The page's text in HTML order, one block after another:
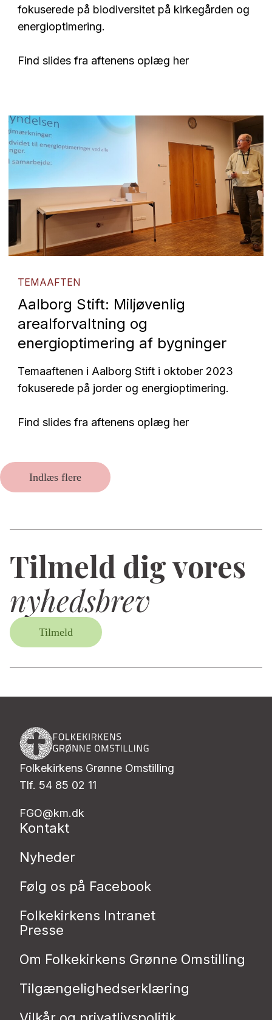
fokuserede på biodiversitet på kirkegården og
energioptimering.
Find slides fra aftenens oplæg her
TEMAAFTEN
Aalborg Stift: Miljøvenlig
arealforvaltning og
energioptimering af bygninger
Temaaftenen i Aalborg Stift i oktober 2023
fokuserede på jorder og energioptimering.
Find slides fra aftenens oplæg her
Indlæs flere
Tilmeld dig vores
nyhedsbrev
Tilmeld
Folkekirkens Grønne Omstilling
Tlf. 54 85 02 11
FGO@km.dk
Kontakt
Nyheder
Følg os på Facebook
Folkekirkens Intranet
Presse
Om Folkekirkens Grønne Omstilling
Tilgængelighedserklæring